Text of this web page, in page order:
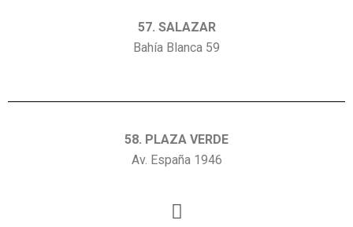
57. SALAZAR
Bahía Blanca 59
58. PLAZA VERDE
Av. España 1946